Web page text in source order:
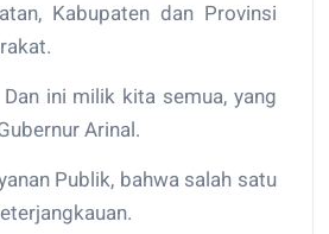
Kabupaten dan Provinsi
ini milik kita semua, yang
Arinal.
Publik, bahwa salah satu